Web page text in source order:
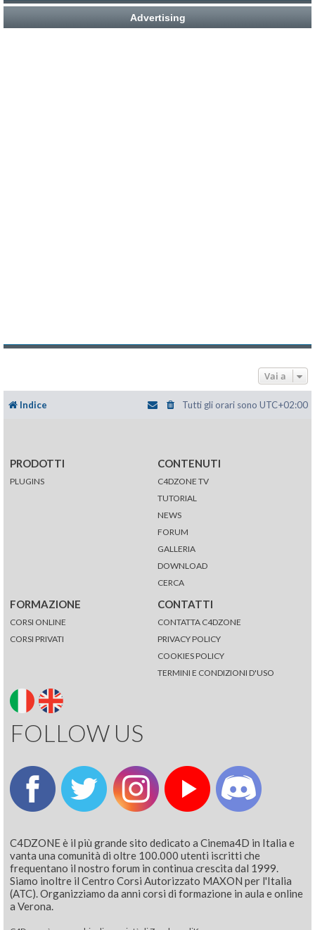
Advertising
Vai a
Indice Tutti gli orari sono UTC+02:00
PRODOTTI
PLUGINS
CONTENUTI
C4DZONE TV
TUTORIAL
NEWS
FORUM
GALLERIA
DOWNLOAD
CERCA
FORMAZIONE
CORSI ONLINE
CORSI PRIVATI
CONTATTI
CONTATTA C4DZONE
PRIVACY POLICY
COOKIES POLICY
TERMINI E CONDIZIONI D'USO
FOLLOW US
C4DZONE è il più grande sito dedicato a Cinema4D in Italia e
vanta una comunità di oltre 100.000 utenti iscritti che
frequentano il nostro forum in continua crescita dal 1999.
Siamo inoltre il Centro Corsi Autorizzato MAXON per l'Italia
(ATC). Organizziamo da anni corsi di formazione in aula e online
a Verona.